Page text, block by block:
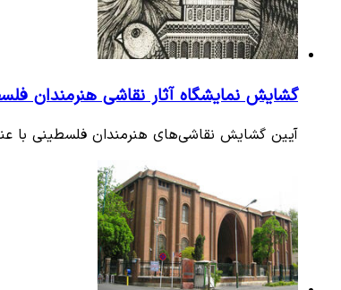
گشایش نمایشگاه آثار نقاشی هنرمندان
آیین گشایش نقاشی‌های هنرمندان فلسطینی با عنوان